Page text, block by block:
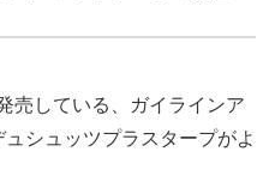
売している、ガイラインア
シュッツプラスタープがよ